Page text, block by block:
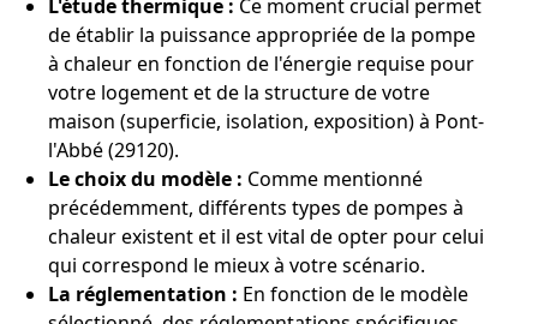
L'étude thermique : Ce moment crucial permet
de établir la puissance appropriée de la pompe
à chaleur en fonction de l'énergie requise pour
votre logement et de la structure de votre
maison (superficie, isolation, exposition) à Pont-
l'Abbé (29120).
Le choix du modèle : Comme mentionné
précédemment, différents types de pompes à
chaleur existent et il est vital de opter pour celui
qui correspond le mieux à votre scénario.
La réglementation : En fonction de le modèle